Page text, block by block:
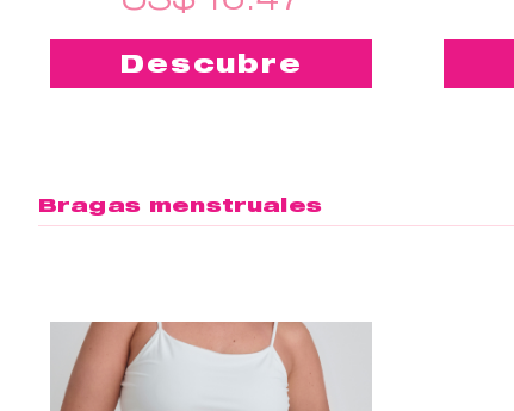
Descubre
Bragas menstruales